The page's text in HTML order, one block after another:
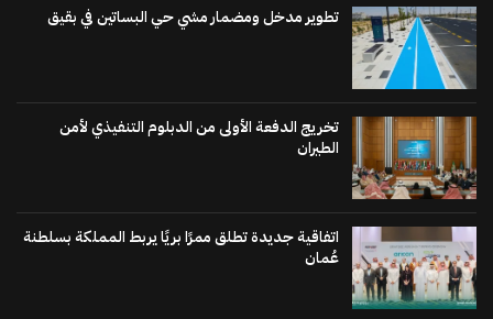
تطوير مدخل ومضمار مشي حي البساتين في بقيق
تخريج الدفعة الأولى من الدبلوم التنفيذي لأمن
الطيران
اتفاقية جديدة تطلق ممرًا بريًا يربط المملكة بسلطنة
عُمان